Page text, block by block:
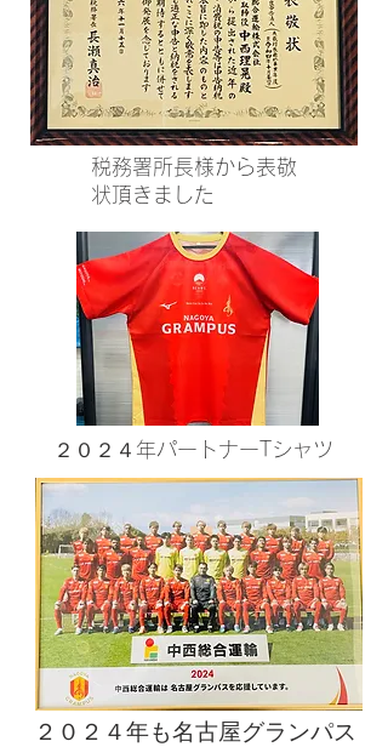
​税務署所長様から表敬
状頂きました
２０２４年パートナーTシャツ
２０２４年も名古屋グランパス